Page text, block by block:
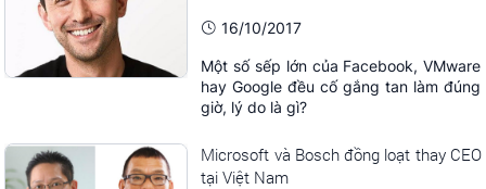
16/10/2017
Một số sếp lớn của Facebook, VMware
hay Google đều cố gắng tan làm đúng
giờ, lý do là gì?
Microsoft và Bosch đồng loạt thay CEO
tại Việt Nam